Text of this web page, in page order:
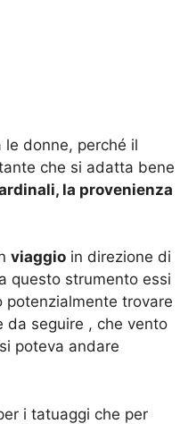
donne, perché il
che si adatta bene
la provenienza
viaggio in direzione di
questo strumento essi
potenzialmente trovare
da seguire , che vento
poteva andare
i tatuaggi che per